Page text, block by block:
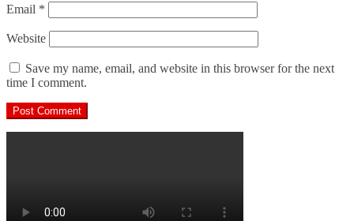
Email *
Website
Save my name, email, and website in this browser for the next
time I comment.